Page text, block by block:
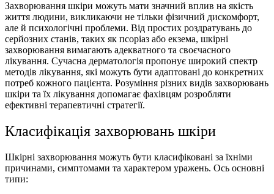
Захворювання шкіри можуть мати значний вплив на якість
життя людини, викликаючи не тільки фізичний дискомфорт,
але й психологічні проблеми. Від простих роздратувань до
серйозних станів, таких як псоріаз або екзема, шкірні
захворювання вимагають адекватного та своєчасного
лікування. Сучасна дерматологія пропонує широкий спектр
методів лікування, які можуть бути адаптовані до конкретних
потреб кожного пацієнта. Розуміння різних видів захворювань
шкіри та їх лікування допомагає фахівцям розробляти
ефективні терапевтичні стратегії.
Класифікація захворювань шкіри
Шкірні захворювання можуть бути класифіковані за їхніми
причинами, симптомами та характером уражень. Ось основні
типи: